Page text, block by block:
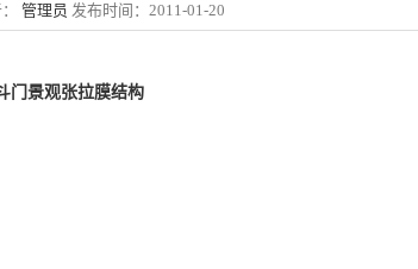
管理员 发布时间：2011-01-20
门景观张拉膜结构